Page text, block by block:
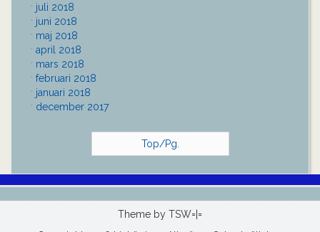
juli 2018
juni 2018
maj 2018
april 2018
mars 2018
februari 2018
januari 2018
december 2017
Top/Pg.
Theme by TSW=|=